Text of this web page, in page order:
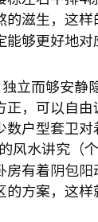
滋生，这
够更好地对
立而够安
，可以自
户型套卫
风水讲究（
有着阴包
方案，这